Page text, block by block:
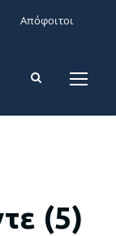
Απόφοιτοι
(5)